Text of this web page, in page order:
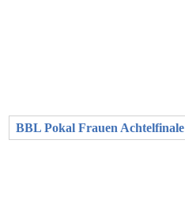
BBL Pokal Frauen Achtelfinale